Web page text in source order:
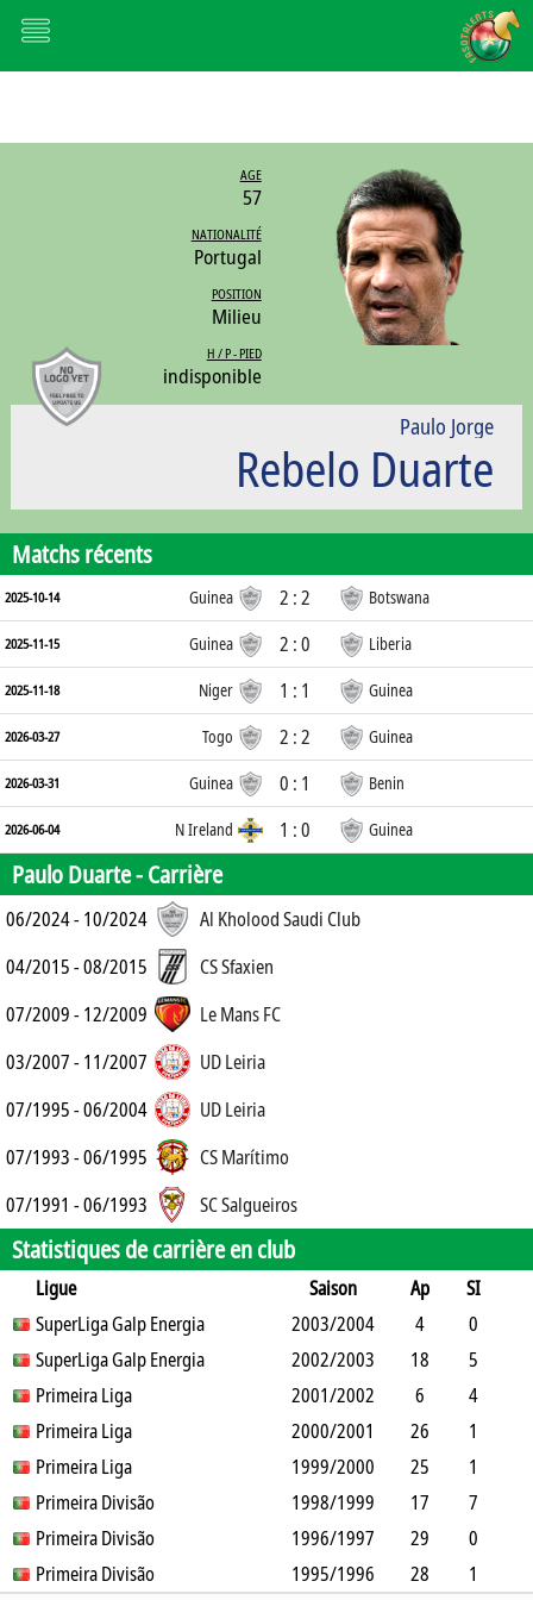
AGE
57
NATIONALITÉ
Portugal
POSITION
Milieu
H / P - PIED
indisponible
Paulo Jorge
Rebelo Duarte
Matchs récents
2025-10-14 Guinea 2 : 2 Botswana
2025-11-15 Guinea 2 : 0 Liberia
2025-11-18 Niger 1 : 1 Guinea
2026-03-27 Togo 2 : 2 Guinea
2026-03-31 Guinea 0 : 1 Benin
2026-06-04 N Ireland 1 : 0 Guinea
Paulo Duarte -Carrière
06/2024 - 10/2024
Al Kholood Saudi Club
04/2015 - 08/2015
CS Sfaxien
07/2009 - 12/2009
Le Mans FC
03/2007 - 11/2007
UD Leiria
07/1995 - 06/2004
UD Leiria
07/1993 - 06/1995
CS Marítimo
07/1991 - 06/1993
SC Salgueiros
Statistiques de carrière en club
Ligue Saison Ap
SI
SO
B B A 2J CR Min
SuperLiga Galp Energia 2003/2004 4
0
2
4 0 0 0 319
SuperLiga Galp Energia 2002/2003 18
5
6
16 0 0 1074
Primeira Liga 2001/2002 6
4
0
18 0 0 304
Primeira Liga 2000/2001 26
1
2
3 1 0 2206
Primeira Liga 1999/2000 25
1
1
4 1 2 1 2090
Primeira Divisão 1998/1999 17
7
1
16 0 0 0 1024
Primeira Divisão 1996/1997 29
0
0
0 1 1 1 2607
Primeira Divisão 1995/1996 28
1